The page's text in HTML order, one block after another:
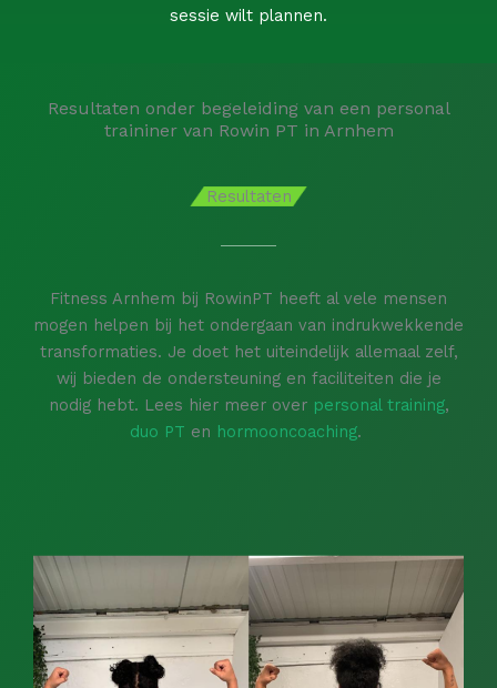
sessie wilt plannen.
Resultaten onder begeleiding van een personal
traininer van Rowin PT in Arnhem
Resultaten
Fitness Arnhem bij RowinPT heeft al vele mensen
mogen helpen bij het ondergaan van indrukwekkende
transformaties. Je doet het uiteindelijk allemaal zelf,
wij bieden de ondersteuning en faciliteiten die je
nodig hebt. Lees hier meer over personal training,
duo PT en hormooncoaching.